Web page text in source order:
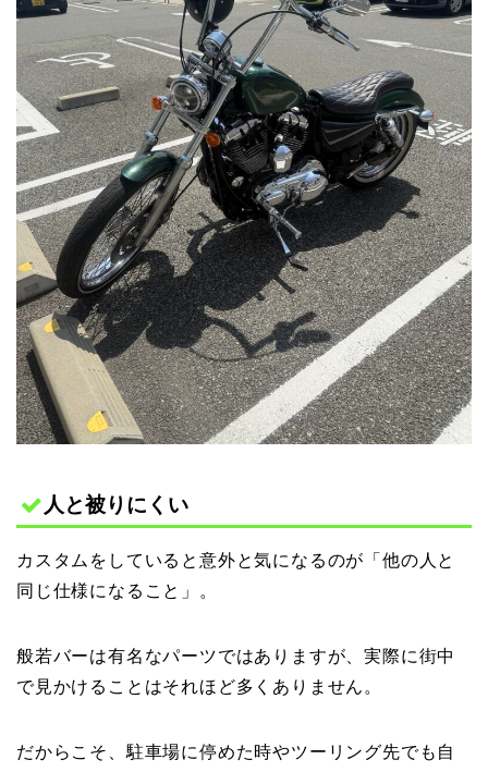
人と被りにくい
カスタムをしていると意外と気になるのが「他の人と
同じ仕様になること」。
般若バーは有名なパーツではありますが、実際に街中
で見かけることはそれほど多くありません。
だからこそ、駐車場に停めた時やツーリング先でも自